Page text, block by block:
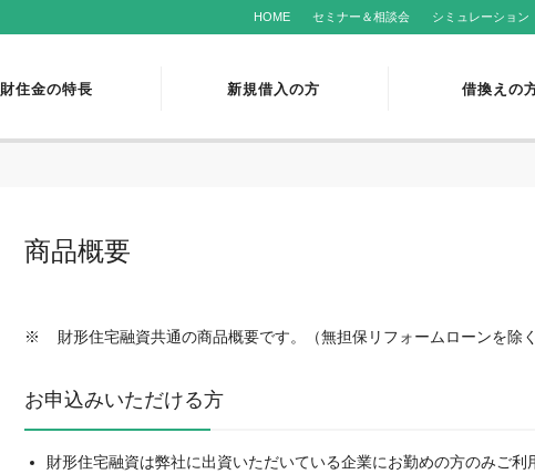
HOME セミナー＆相談会 シミュレーション
財住金の特長 新規借入の方 借換えの
商品概要
財形住宅融資共通の商品概要です。（無担保リフォームローンを除く
お申込みいただける方
財形住宅融資は弊社に出資いただいている企業にお勤めの方のみご利